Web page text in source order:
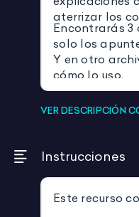
aterrizar los
Encontrarás 3
solo los
Y en otro
cómo lo uso.
VER DESCRIPCIÓN
Instrucciones
Este recurso